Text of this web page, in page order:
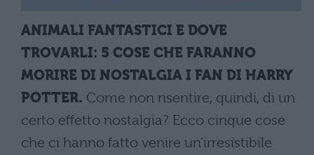
ANIMALI FANTASTICI E DOVE
TROVARLI: 5 COSE CHE FARANNO
MORIRE DI NOSTALGIA I FAN DI HARRY
POTTER. Come non risentire, quindi, di un
certo effetto nostalgia? Ecco cinque cose
che ci hanno fatto venire un’irresistibile